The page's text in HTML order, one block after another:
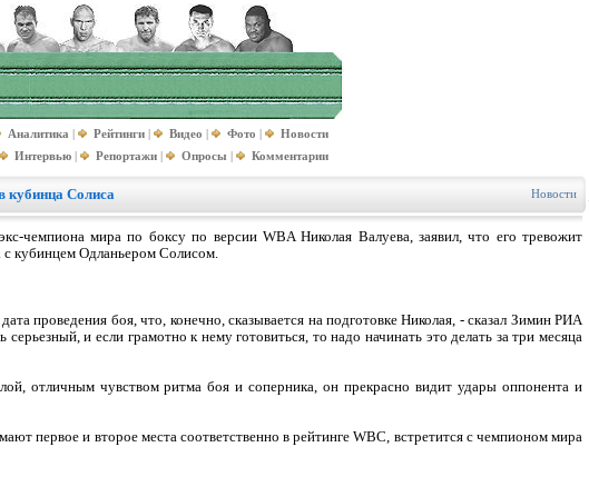
Аналитика | Рейтинги | Видео | Фото |
Новости
Интервью | Репортажи | Опросы | Комментарии
кубинца Солиса Новости
чемпиона мира по боксу по версии WBA Николая Валуева, заявил, что его тревожит
с кубинцем Одланьером Солисом.
проведения боя, что, конечно, сказывается на подготовке Николая, - сказал Зимин РИА
и если грамотно к нему готовиться, то надо начинать это делать за три месяца
отличным чувством ритма боя и соперника, он прекрасно видит удары оппонента и
первое и второе места соответственно в рейтинге WBC, встретится с чемпионом мира